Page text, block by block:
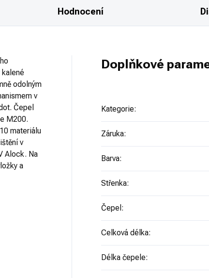
Hodnocení
kalené
odolným
v
Čepel
M200.
materiálu
v
Alock. Na
a
Doplňkové
Kategorie:
Záruka:
Barva:
Střenka:
Čepel :
Celková délka:
Délka čepele: